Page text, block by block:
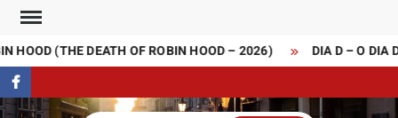
Skip
content
HOOD (THE DEATH OF ROBIN HOOD – 2026) DIA D – O DIA
FaceBook